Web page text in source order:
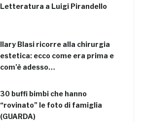
Letteratura a Luigi Pirandello
Ilary Blasi ricorre alla chirurgia
estetica: ecco come era prima e
com’è adesso…
30 buffi bimbi che hanno
“rovinato” le foto di famiglia
(GUARDA)